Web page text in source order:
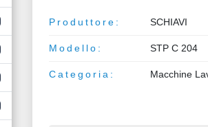
Produttore: SCHIAVI
Modello: STP C 204
Categoria: